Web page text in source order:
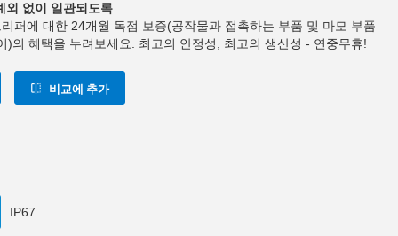
외 없이 일관되도록
퍼에 대한 24개월 독점 보증(공작물과 접촉하는 부품 및 마모 부품
)의 혜택을 누려보세요. 최고의 안정성, 최고의 생산성 - 연중무휴!
비교에 추가
IP67